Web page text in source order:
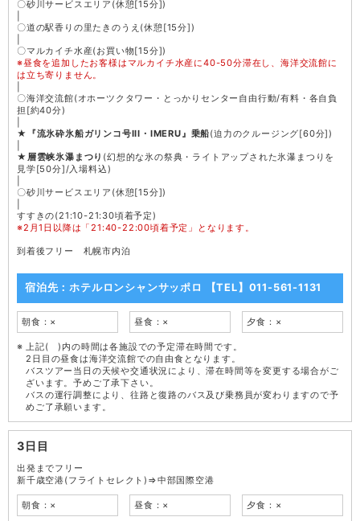
〇砂川サービスエリア(休憩[15分])
〇道の駅香りの里たきのうえ(休憩[15分])
〇マルカイチ水産(お買い物[15分])
※昼食を追加したお客様はマルカイチ水産に40-50分滞在し、海洋交流館に
は立ち寄りません。
〇海洋交流館(オホーツクタワー・とっかりセンター自由行動/有料・各自負
担[約40分)
★ 『流氷砕氷船ガリンコ号III・IMERU』乗船(迫力のクルージング[60分])
★ 層雲峡氷瀑まつり (幻想的な氷の祭典・ライトアップされた氷瀑まつりを
見学[50分]/入場料込)
〇砂川サービスエリア(休憩[15分])
すすきの(21:10-21:30頃着予定)
※2月1日以降は「21:40-22:00頃着予定」となります。
到着後フリー 札幌市内泊
宿泊先：ホテルロンシャンサッポロ 【TEL】011-561-1131
朝食：× 昼食：× 夕食：×
上記( )内の時間は各施設での予定滞在時間です。
2日目の昼食は海洋交流館での自由食となります。
バスツアー当日の天候や交通状況により、滞在時間等を変更する場合がご
ざいます。予めご了承下さい。
バスの運行調整により、往路と復路のバス及び乗務員が変わりますので予
めご了承願います。
3日目
出発までフリー
新千歳空港(フライトセレクト)⇒中部国際空港
朝食：× 昼食：× 夕食：×